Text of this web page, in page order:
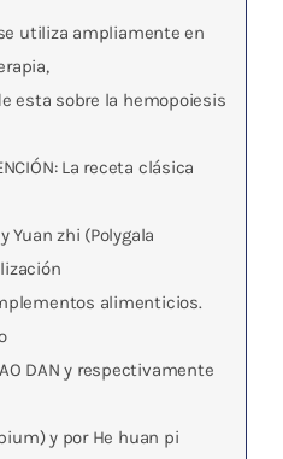
utiliza ampliamente en
esta sobre la hemopoiesis
La receta clásica
Yuan zhi (Polygala
alimenticios.
DAN y respectivamente
y por He huan pi